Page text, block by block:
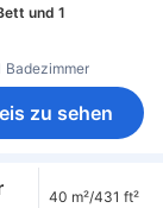
und 1
Badezimmer
zu sehen
40 m²/431 ft²